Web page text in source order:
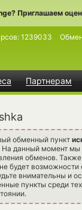
Приглашаем
Партнерам
1239033
обменный пункт
На данный момент
обменов.
будет возможности
внимательны и
пункты среди